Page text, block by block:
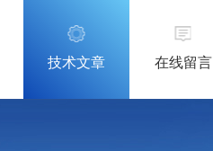
技术文章 在线留言